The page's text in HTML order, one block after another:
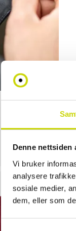
Denne nettsiden
Vi bruker
analysere
sosiale medier,
dem, eller som